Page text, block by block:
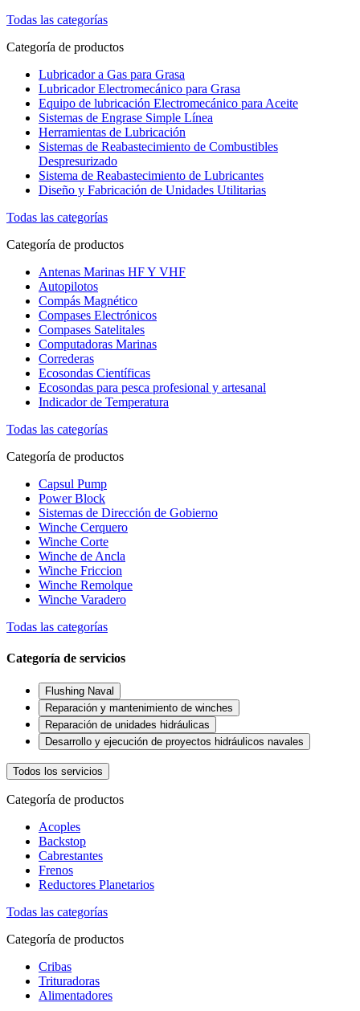
Todas las categorías
Categoría de productos
Lubricador a Gas para Grasa
Lubricador Electromecánico para Grasa
Equipo de lubricación Electromecánico para Aceite
Sistemas de Engrase Simple Línea
Herramientas de Lubricación
Sistemas de Reabastecimiento de Combustibles
Despresurizado
Sistema de Reabastecimiento de Lubricantes
Diseño y Fabricación de Unidades Utilitarias
Todas las categorías
Categoría de productos
Antenas Marinas HF Y VHF
Autopilotos
Compás Magnético
Compases Electrónicos
Compases Satelitales
Computadoras Marinas
Correderas
Ecosondas Científicas
Ecosondas para pesca profesional y artesanal
Indicador de Temperatura
Todas las categorías
Categoría de productos
Capsul Pump
Power Block
Sistemas de Dirección de Gobierno
Winche Cerquero
Winche Corte
Winche de Ancla
Winche Friccion
Winche Remolque
Winche Varadero
Todas las categorías
Categoría de servicios
Flushing Naval
Reparación y mantenimiento de winches
Reparación de unidades hidráulicas
Desarrollo y ejecución de proyectos hidráulicos navales
Todos los servicios
Categoría de productos
Acoples
Backstop
Cabrestantes
Frenos
Reductores Planetarios
Todas las categorías
Categoría de productos
Cribas
Trituradoras
Alimentadores